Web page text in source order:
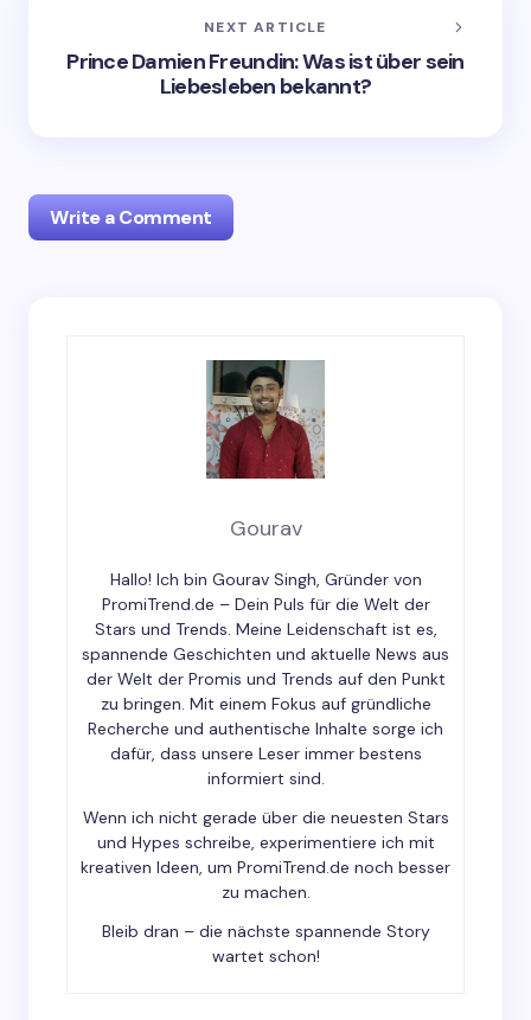
NEXT ARTICLE
Prince Damien Freundin: Was ist über sein
Liebesleben bekannt?
Write a Comment
Your Comment *
Save my name and email in this browser for the
Submit Comment
Gourav
Hallo! Ich bin Gourav Singh, Gründer von
PromiTrend.de – Dein Puls für die Welt der
Stars und Trends. Meine Leidenschaft ist es,
spannende Geschichten und aktuelle News aus
der Welt der Promis und Trends auf den Punkt
zu bringen. Mit einem Fokus auf gründliche
Recherche und authentische Inhalte sorge ich
dafür, dass unsere Leser immer bestens
informiert sind.
Wenn ich nicht gerade über die neuesten Stars
und Hypes schreibe, experimentiere ich mit
kreativen Ideen, um PromiTrend.de noch besser
zu machen.
Bleib dran – die nächste spannende Story
wartet schon!